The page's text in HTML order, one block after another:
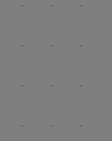
- - -
- - -
- - -
- - -